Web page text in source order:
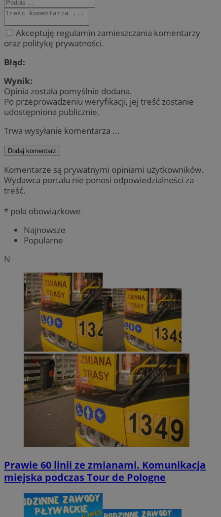
Akceptuję regulamin zamieszczania komentarzy
oraz politykę prywatności.
Błąd:
Wynik:
Opinia została pomyślnie dodana.
Po przeprowadzeniu weryfikacji, jej treść zostanie
udostępniona publicznie.
Trwa wysyłanie komentarza ...
Dodaj komentarz
Komentarze są prywatnymi opiniami użytkowników.
Wydawca portalu nie ponosi odpowiedzialności za
treść.
* pola obowiązkowe
Najnowsze
Popularne
N
Prawie 60 linii ze zmianami. Komunikacja
miejska podczas Tour de Pologne